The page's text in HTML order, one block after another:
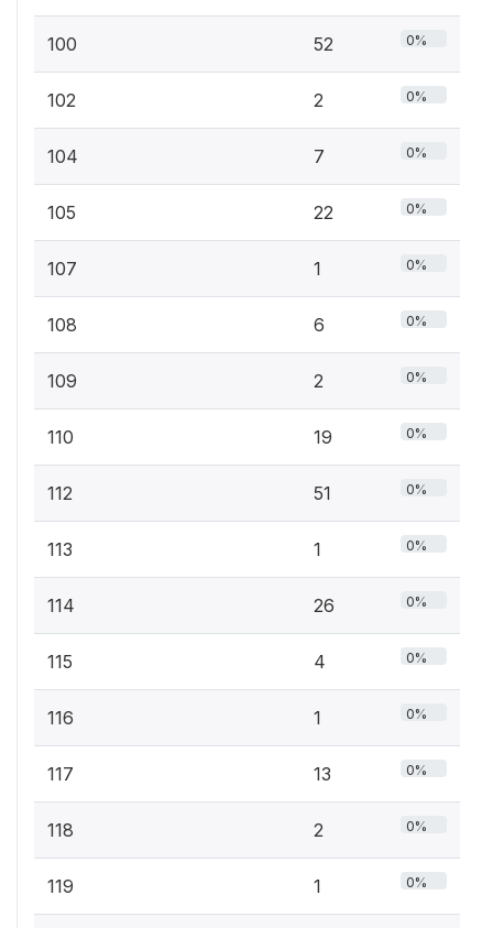
100 52 0%
102 2 0%
104 7 0%
105 22 0%
107 1 0%
108 6 0%
109 2 0%
110 19 0%
112 51 0%
113 1 0%
114 26 0%
115 4 0%
116 1 0%
117 13 0%
118 2 0%
119 1 0%